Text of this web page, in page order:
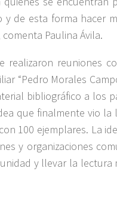
de esta forma hacer
Paulina Ávila.
realizaron reuniones
“Pedro Morales
bibliográfico a los
que finalmente vio
100 ejemplares. La
y organizaciones
y llevar la